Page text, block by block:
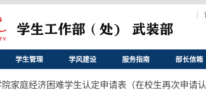
学生管理 学风建设 服务指南 部长信箱
家庭经济困难学生认定申请表（在校生再次申请认